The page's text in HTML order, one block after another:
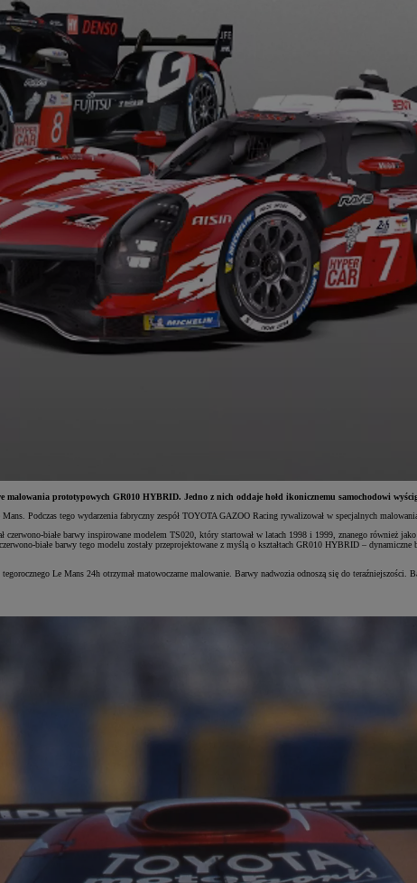
prototypowych GR010 HYBRID. Jedno z nich oddaje hołd ikonicznemu samochodowi
Podczas tego wydarzenia fabryczny zespół TOYOTA GAZOO Racing rywalizował w specjalnych
białe barwy inspirowane modelem TS020, który startował w latach 1998 i 1999, znanego również
białe barwy tego modelu zostały przeprojektowane z myślą o kształtach GR010 HYBRID –
Le Mans 24h otrzymał matowoczarne malowanie. Barwy nadwozia odnoszą się do